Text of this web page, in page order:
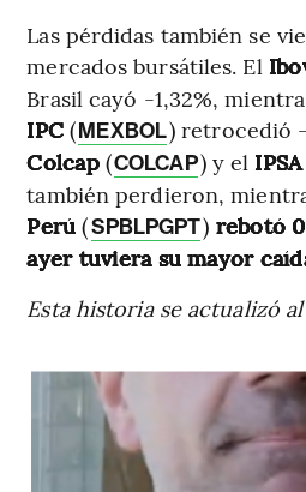
Las pérdidas también se
mercados bursátiles. El
Brasil cayó -1,32%,
IPC (MEXBOL) retrocedió
Colcap(COLCAP) y el IPSA
también perdieron,
Perú (SPBLPGPT) rebotó
ayer tuviera su mayor
Esta historia se actualizó